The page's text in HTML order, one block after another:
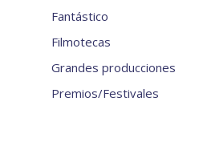
Fantástico
Filmotecas
Grandes producciones
Premios/Festivales